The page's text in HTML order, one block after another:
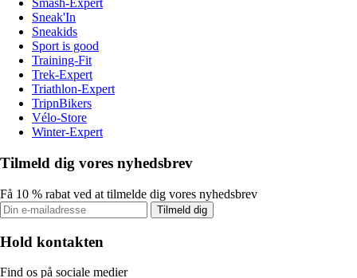
Smash-Expert
Sneak'In
Sneakids
Sport is good
Training-Fit
Trek-Expert
Triathlon-Expert
TripnBikers
Vélo-Store
Winter-Expert
Tilmeld dig vores nyhedsbrev
Få 10 % rabat ved at tilmelde dig vores nyhedsbrev
Tilmeld dig
Hold kontakten
Find os på sociale medier